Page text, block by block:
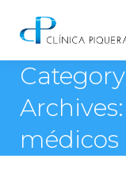
Category
Archives:
médicos